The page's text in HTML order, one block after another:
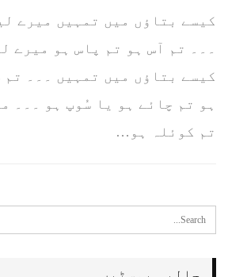
کیسے بتاؤں میں تمہیں میرے
۔۔۔ تم آس ہو تم پاس ہو میرے
کیسے بتاؤں میں تمہیں ۔۔۔
ہو تم چائے ہو یا سُوپ ہو ۔۔۔
تم کوئلہ ہو…